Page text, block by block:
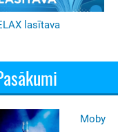
lasītava
Moby